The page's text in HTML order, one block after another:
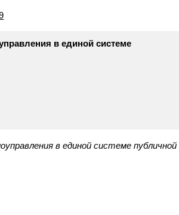
в единой системе
в единой системе публичной